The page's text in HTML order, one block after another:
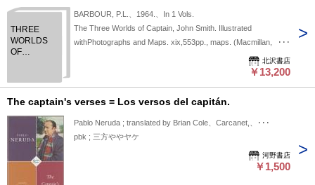
THREE
WORLDS
OF
BARBOUR, P.L.、1964.、In 1 Vols.
The Three Worlds of Captain, John Smith. Illustrated
withPhotographs and Maps. xix,553pp., maps. (Macmillan,
北沢書店
￥13,200
The captain's verses = Los versos del capitán.
Pablo Neruda ; translated by Brian Cole、Carcanet,、･･･
pbk ; 三方ややヤケ
河野書店
￥1,500